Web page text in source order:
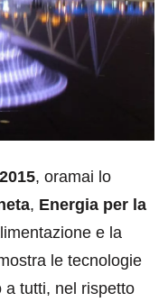
, oramai lo
, Energia per la
e la
le tecnologie
a tutti, nel rispetto